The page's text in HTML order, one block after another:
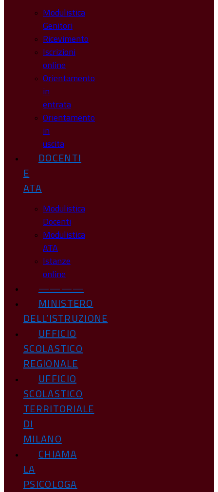
Modulistica
Genitori
Ricevimento
Iscrizioni
online
Orientamento
in
entrata
Orientamento
in
uscita
DOCENTI
E
ATA
Modulistica
Docenti
Modulistica
ATA
Istanze
online
————
MINISTERO
DELL’ISTRUZIONE
UFFICIO
SCOLASTICO
REGIONALE
UFFICIO
SCOLASTICO
TERRITORIALE
DI
MILANO
CHIAMA
LA
PSICOLOGA